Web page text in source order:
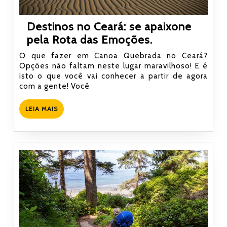
Destinos no Ceará: se apaixone
pela Rota das Emoções.
no
Ceará:
se
das
Emoções.
O que fazer em Canoa Quebrada no Ceará?
Opções não faltam neste lugar maravilhoso! E é
isto o que você vai conhecer a partir de agora
com a gente! Você
LEIA MAISLEIA
MAIS